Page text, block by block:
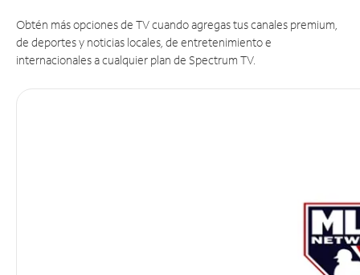
Obtén más opciones de TV cuando agregas tus canales premium,
de deportes y noticias locales, de entretenimiento e
internacionales a cualquier plan de Spectrum TV.